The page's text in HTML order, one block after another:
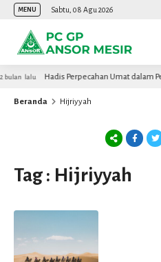
MENU Sabtu, 08 Agu 2026
bulan lalu Hadis Perpecahan Umat dalam
Beranda Hijriyyah
Tag : Hijriyyah